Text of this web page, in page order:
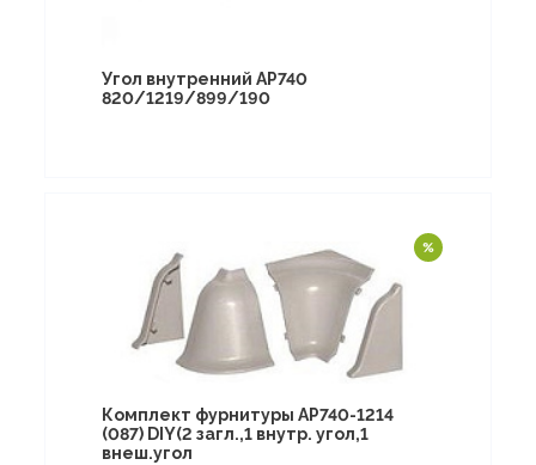
Угол внутренний АР740
820/1219/899/190
Комплект фурнитуры AP740-1214
(087) DIY(2 загл.,1 внутр. угол,1
внеш.угол